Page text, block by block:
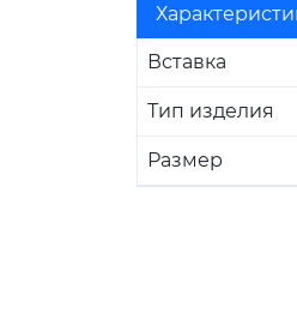
Вставка
Тип изделия
Размер